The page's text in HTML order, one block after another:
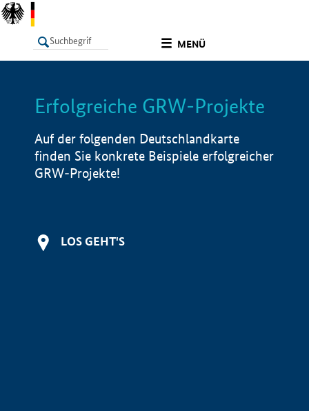
MENÜ
LISTE Info
Erfolgreiche GRW-Projekte
Auf der folgenden Deutschlandkarte
finden Sie konkrete Beispiele erfolgreicher
GRW-Projekte!
LOS GEHT'S